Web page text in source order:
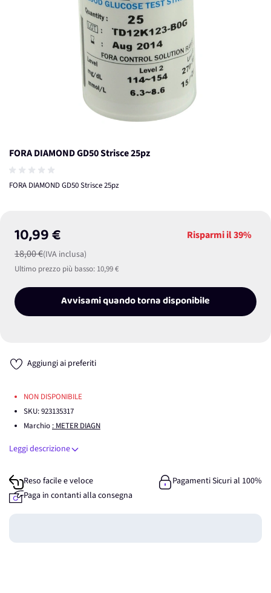
FORA DIAMOND GD50 Strisce 25pz
FORA DIAMOND GD50 Strisce 25pz
10,99 €
18,00 €(IVA inclusa)
Risparmi il39%
Ultimo prezzo più basso: 10,99 €
Avvisami quando torna disponibile
Aggiungi ai preferiti
NON DISPONIBILE
SKU:923135317
Marchio : METER DIAGN
Leggi descrizione
Reso facile e veloce
Pagamenti Sicuri al 100%
Paga in contanti alla consegna